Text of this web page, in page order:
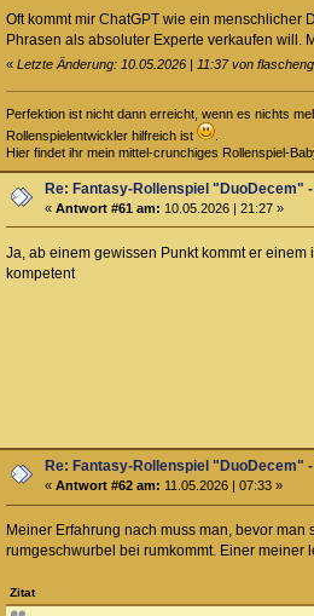
Oft kommt mir ChatGPT wie ein menschlicher
Phrasen als absoluter Experte verkaufen will.
« Letzte Änderung: 10.05.2026 | 11:37 von
Perfektion ist nicht dann erreicht, wenn es nichts
Rollenspielentwickler hilfreich ist
.
Hier findet ihr mein mittel-crunchiges Rollenspiel-
Re: Fantasy-Rollenspiel "DuoDecem"
«Antwort #61 am: 10.05.2026 | 21:27 »
Ja, ab einem gewissen Punkt kommt er
kompetent
Re: Fantasy-Rollenspiel "DuoDecem"
«Antwort #62 am: 11.05.2026 | 07:33 »
Meiner Erfahrung nach muss man, bevor
rumgeschwurbel bei rumkommt. Einer meiner
Zitat